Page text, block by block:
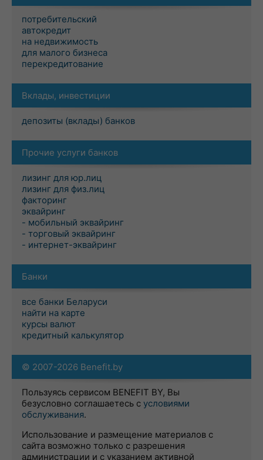
потребительский
автокредит
на недвижимость
для малого бизнеса
перекредитование
Вклады, инвестиции
депозиты (вклады) банков
Прочие услуги банков
лизинг для юр.лиц
лизинг для физ.лиц
факторинг
эквайринг
- мобильный эквайринг
- торговый эквайринг
- интернет-эквайринг
Банки
все банки Беларуси
найти на карте
курсы валют
кредитный калькулятор
© 2007-2026 Benefit.by
Пользуясь сервисом BENEFIT BY, Вы
безусловно соглашаетесь с условиями
обслуживания.
Использование и размещение материалов с
сайта возможно только с разрешения
администрации и с указанием активной